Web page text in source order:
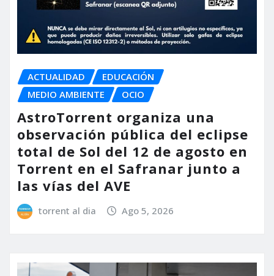
ACTUALIDAD
EDUCACIÓN
MEDIO AMBIENTE
OCIO
AstroTorrent organiza una
observación pública del eclipse
total de Sol del 12 de agosto en
Torrent en el Safranar junto a
las vías del AVE
torrent al dia Ago 5, 2026